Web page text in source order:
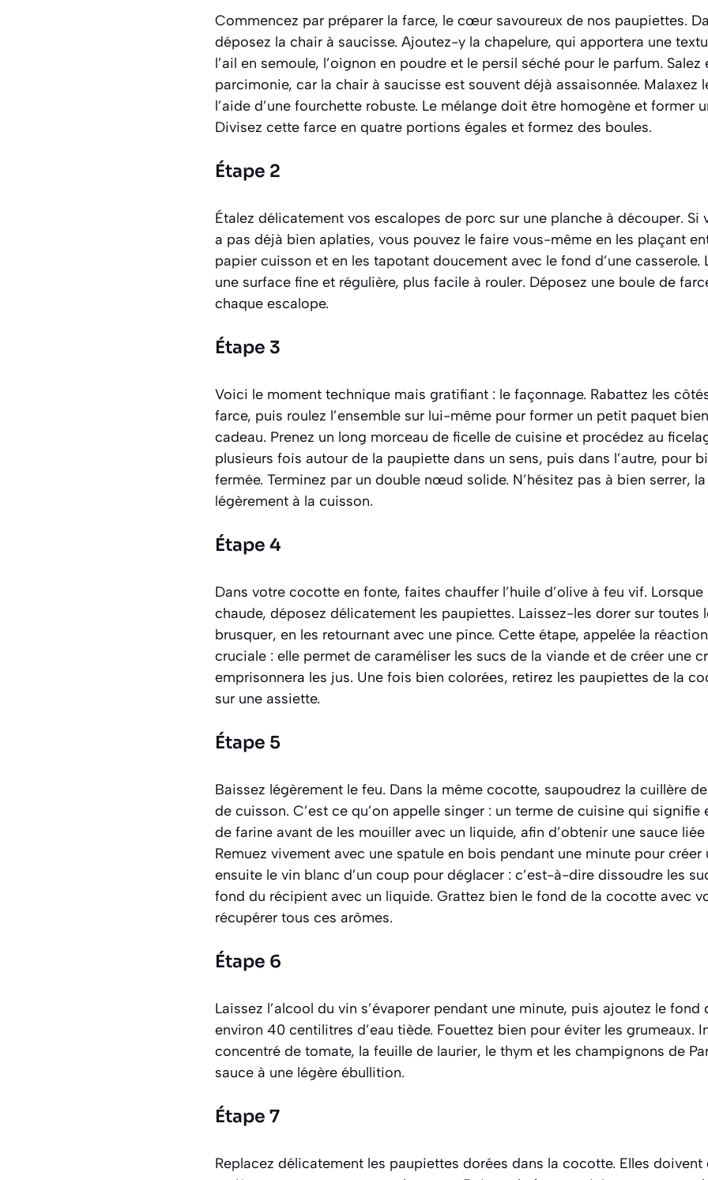
Commencez par préparer la farce, le cœur savoureux de nos paupiettes.
déposez la chair à saucisse. Ajoutez-y la chapelure, qui apportera une
l’ail en semoule, l’oignon en poudre et le persil séché pour le parfum.
parcimonie, car la chair à saucisse est souvent déjà assaisonnée. Malaxez
l’aide d’une fourchette robuste. Le mélange doit être homogène et former
Divisez cette farce en quatre portions égales et formez des boules.
Étape 2
Étalez délicatement vos escalopes de porc sur une planche à découper. Si
a pas déjà bien aplaties, vous pouvez le faire vous-même en les plaçant
papier cuisson et en les tapotant doucement avec le fond d’une casserole.
une surface fine et régulière, plus facile à rouler. Déposez une boule de
chaque escalope.
Étape 3
Voici le moment technique mais gratifiant : le façonnage. Rabattez les
farce, puis roulez l’ensemble sur lui-même pour former un petit paquet
cadeau. Prenez un long morceau de ficelle de cuisine et procédez au
plusieurs fois autour de la paupiette dans un sens, puis dans l’autre, pour
fermée. Terminez par un double nœud solide. N’hésitez pas à bien serrer,
légèrement à la cuisson.
Étape 4
Dans votre cocotte en fonte, faites chauffer l’huile d’olive à feu vif. Lorsque
chaude, déposez délicatement les paupiettes. Laissez-les dorer sur toutes
brusquer, en les retournant avec une pince. Cette étape, appelée la
cruciale : elle permet de caraméliser les sucs de la viande et de créer une
emprisonnera les jus. Une fois bien colorées, retirez les paupiettes de la
sur une assiette.
Étape 5
Baissez légèrement le feu. Dans la même cocotte, saupoudrez la cuillère
de cuisson. C’est ce qu’on appelle singer : un terme de cuisine qui signifie
de farine avant de les mouiller avec un liquide, afin d’obtenir une sauce
Remuez vivement avec une spatule en bois pendant une minute pour créer
ensuite le vin blanc d’un coup pour déglacer : c’est-à-dire dissoudre les
fond du récipient avec un liquide. Grattez bien le fond de la cocotte avec
récupérer tous ces arômes.
Étape 6
Laissez l’alcool du vin s’évaporer pendant une minute, puis ajoutez le fond
environ 40 centilitres d’eau tiède. Fouettez bien pour éviter les grumeaux.
concentré de tomate, la feuille de laurier, le thym et les champignons de
sauce à une légère ébullition.
Étape 7
Replacez délicatement les paupiettes dorées dans la cocotte. Elles doivent